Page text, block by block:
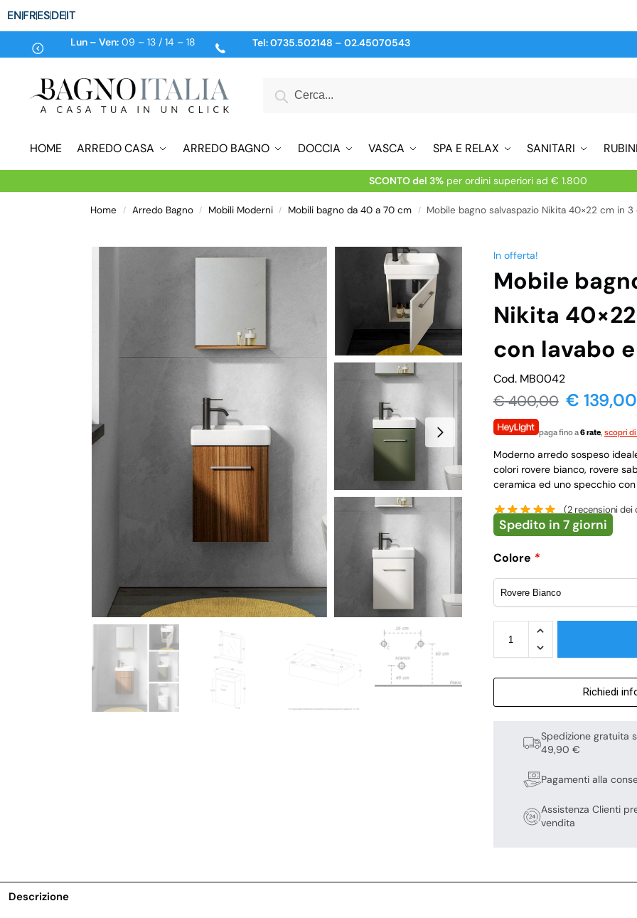
ENFRESDEIT
Lun – Ven:09 – 13 / 14 – 18 Tel:0735.502148 – 02.45070543
HOME ARREDO CASA ARREDO BAGNO DOCCIA VASCA SPA E RELAX SANITARI
SCONTO del 3%per ordini superiori ad € 1.800
Home / Arredo Bagno / Mobili Moderni / Mobili bagno da 40 a 70 cm / Mobile bagno salvaspazio Nikita 40×22 cm in
In offerta!
Mobile
Nikita
con lavabo
Cod. MB0042
€400,00 € 139,00
paga fino a6 rate, scopri di
Moderno arredo sospeso
colori rovere bianco, rovere
ceramica ed uno specchio con
(2 recensioni dei
Spedito in 7 giorni
Colore *
Richiedi
Spedizione gratuita
49,90 €
Pagamenti alla
Assistenza Clienti
vendita
Descrizione